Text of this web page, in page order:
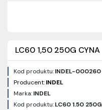
LC60 1,50 250G CYNA
Kod produktu:INDEL-000260
Producent:INDEL
Marka:INDEL
Kod produktu:LC60 1.50 250G